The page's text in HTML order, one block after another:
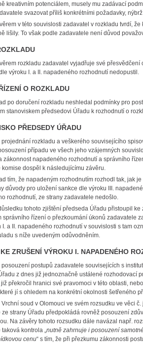
kreativním potenciálem, musely mu zadávací
svazovat příliš konkrétními požadavky,
v této souvislosti zadavatel v rozkladu tvrdí,
lišily. To však podle zadavatele není důvod
rozkladu zadavatel vyjadřuje své
výroku I. a II. napadeného rozhodnutí nedopustil.
O ROZKLADU
po doručení rozkladu neshledal podmínky pro
stanoviskem předsedovi Úřadu k rozhodnutí o
PŘEDSEDY ÚŘADU
projednání rozkladu a veškerého souvisejícího
případu ve všech jeho vzájemných
zákonnost napadeného rozhodnutí a správního
komise dospěl k následujícímu závěru.
tím, že napadeným rozhodnutím rozhodl tak, jak
důvody pro uložení sankce dle výroku III.
rozhodnutí, ze strany zadavatele nedošlo.
tohoto zjištění předseda Úřadu přistoupil
správního řízení o přezkoumání úkonů zadavatele
I. a II. napadeného rozhodnutí v souvislosti s tam
s níže uvedeným odůvodněním.
VÝROKU I. NAPADENÉHO
posouzení postupů zadavatele souvisejících s
z dnes již jednoznačně ustálené rozhodovací
překročil hranici své pravomoci v této oblasti,
jí s ohledem na konkrétní okolnosti šetřeného
Vrchní soud v Olomouci ve svém rozsudku ve věci
ze strany Úřadu předpokládá rovněž posouzení
Na závěry tohoto rozsudku dále navázal např.
kontrola „nutně zahrnuje i posouzení
cenu“ s tím, že při přezkumu zákonnosti